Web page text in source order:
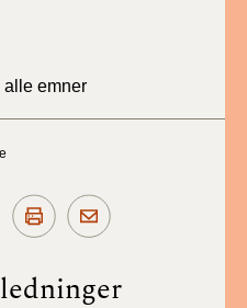
alle emner